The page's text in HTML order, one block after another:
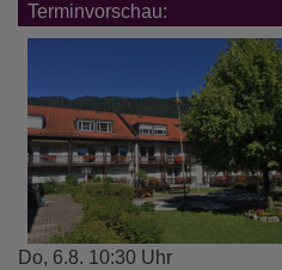
Terminvorschau:
Do, 6.8. 10:30 Uhr